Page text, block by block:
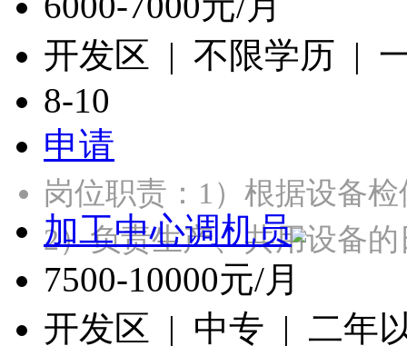
开发区 | 不限学历 |
8-10
申请
岗位职责：1）根据设备
2）负责生产、共用设备
加工中心调机员
7500-10000元/月
开发区 | 中专 | 二年